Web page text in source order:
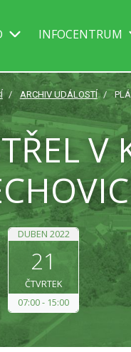
INFOCENTRUM
ARCHIV UDÁLOSTÍ
DUBEN 2022
21
ČTVRTEK
07:00
15:00